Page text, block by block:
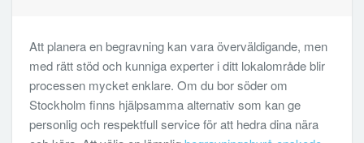
Att planera en begravning kan vara överväldigande, men
med rätt stöd och kunniga experter i ditt lokalområde blir
processen mycket enklare. Om du bor söder om
Stockholm finns hjälpsamma alternativ som kan ge
personlig och respektfull service för att hedra dina nära